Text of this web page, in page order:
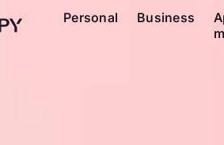
Personal Business